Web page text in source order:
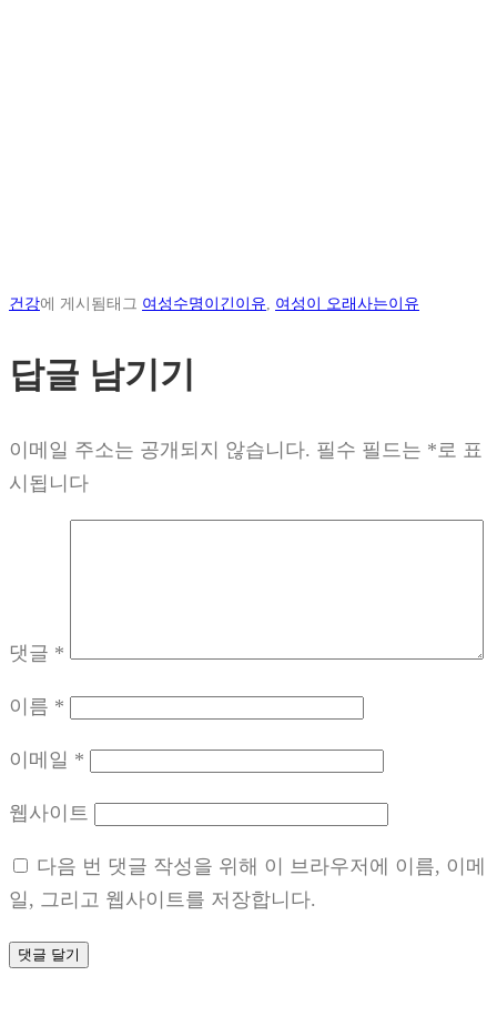
건강에 게시됨태그 여성수명이긴이유 여성이 오래사는이유
답글 남기기
이메일 주소는 공개되지 않습니다. 필수 필드는 * 로 표
시됩니다
댓글 *
이름 *
이메일 *
웹사이트
다음 번 댓글 작성을 위해 이 브라우저에 이름, 이메
일, 그리고 웹사이트를 저장합니다.